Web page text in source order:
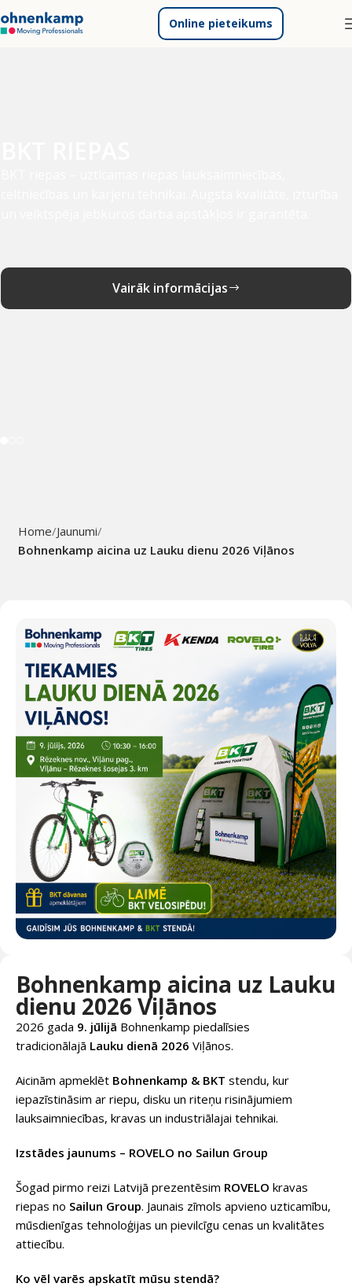
Online pieteikums
Vairāk informācijas
Home Jaunumi
Bohnenkamp aicina uz Lauku dienu 2026 Viļānos
Bohnenkamp aicina uz Lauku
dienu 2026 Viļānos
2026 gada 9. jūlijā Bohnenkamp piedalīsies
tradicionālajā Lauku dienā 2026 Viļānos.
Aicinām apmeklēt Bohnenkamp & BKT stendu, kur
iepazīstināsim ar riepu, disku un riteņu risinājumiem
lauksaimniecības, kravas un industriālajai tehnikai.
Izstādes jaunums – ROVELO no Sailun Group
Šogad pirmo reizi Latvijā prezentēsim ROVELO kravas
riepas no Sailun Group. Jaunais zīmols apvieno uzticamību,
mūsdienīgas tehnoloģijas un pievilcīgu cenas un kvalitātes
attiecību.
Ko vēl varēs apskatīt mūsu stendā?